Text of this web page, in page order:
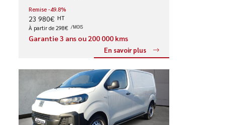
Remise -49.8%
23 980€ HT
À partir de 298€ /MOIS
Garantie 3 ans ou 200 000 kms
En savoir plus